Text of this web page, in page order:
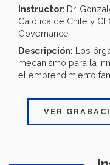
Instructor: Dr.
Católica de Chile y
Governance
Descripción: Los
mecanismo para la
el emprendimiento
VER